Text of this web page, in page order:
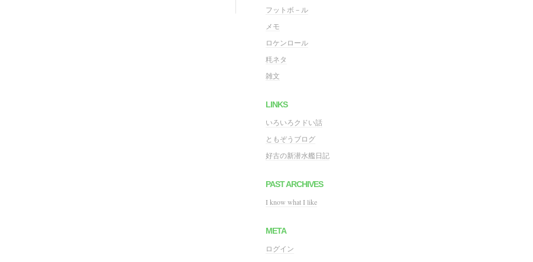
フットボ－ル
メモ
ロケンロール
粍ネタ
雑文
LINKS
いろいろクドい話
ともぞうブログ
好古の新潜水艦日記
PAST ARCHIVES
I know what I like
META
ログイン